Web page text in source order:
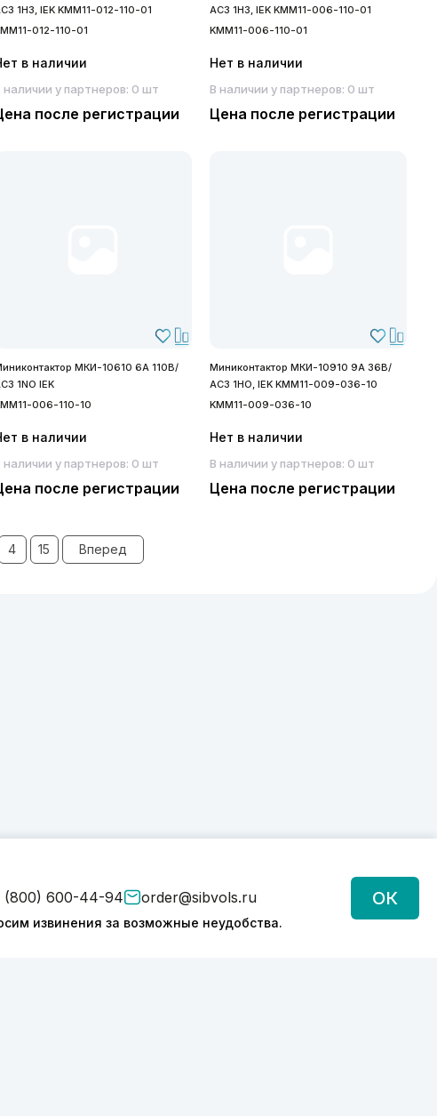
1Н3, IEK KMM11-012-110-01
012-110-01
в наличии
наличии у партнеров: 0 шт
после регистрации
АС3 1Н3, IEK KMM11-006-110-01
KMM11-006-110-01
Нет в наличии
В наличии у партнеров: 0 шт
Цена после регистрации
МКИ-10610 6А 110В/
1NO IEK
006-110-10
в наличии
наличии у партнеров: 0 шт
после регистрации
Миниконтактор МКИ-10910 9А 36В/
АС3 1НО, IEK KMM11-009-036-10
KMM11-009-036-10
Нет в наличии
В наличии у партнеров: 0 шт
Цена после регистрации
4 15 Вперед
(800) 600-44-94 order@sibvols.ru
извинения за возможные неудобства.
ОК